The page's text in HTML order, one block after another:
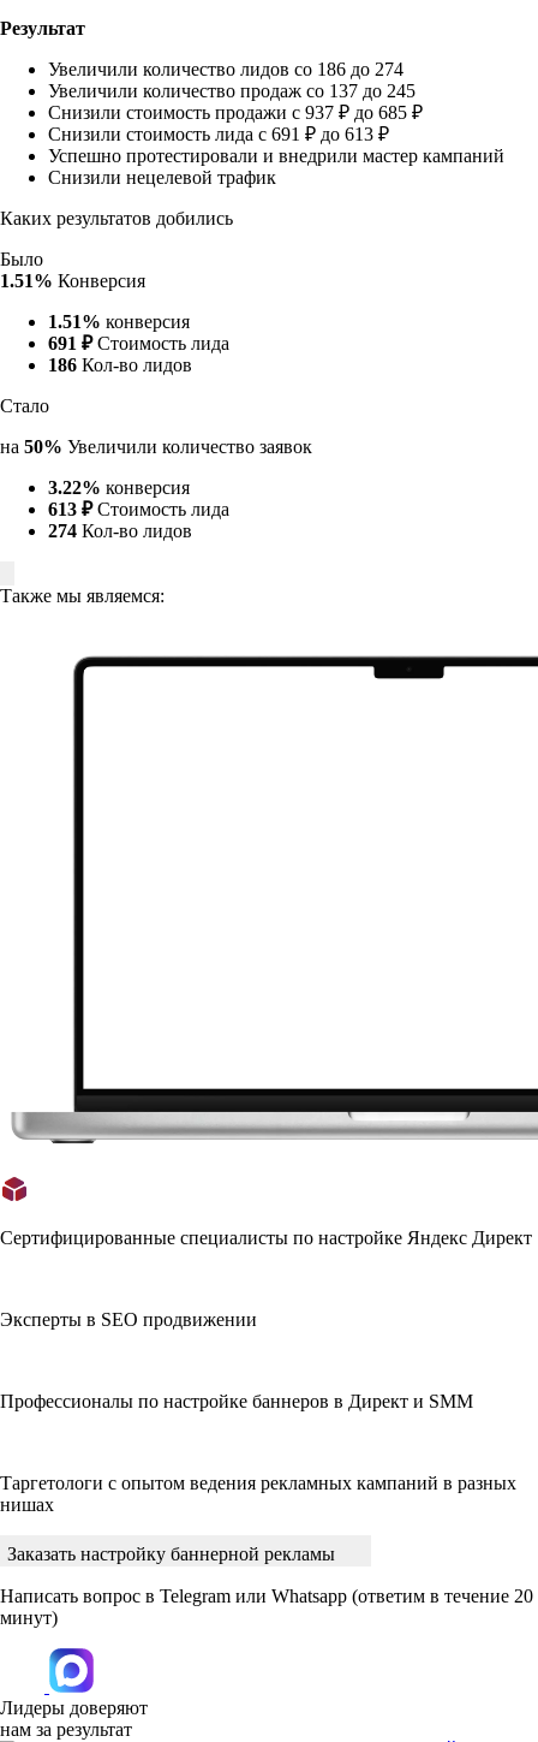
Результат
Увеличили количество лидов со 186 до 274
Увеличили количество продаж со 137 до 245
Снизили стоимость продажи с 937 ₽ до 685 ₽
Снизили стоимость лида с 691 ₽ до 613 ₽
Успешно протестировали и внедрили мастер кампаний
Снизили нецелевой трафик
Каких результатов добились
Было
1.51% Конверсия
1.51% конверсия
691 ₽ Стоимость лида
186 Кол-во лидов
Стало
на 50% Увеличили количество заявок
3.22% конверсия
613 ₽ Стоимость лида
274 Кол-во лидов
Также мы являемся:
Сертифицированные специалисты по настройке Яндекс Директ
Эксперты в SEO продвижении
Профессионалы по настройке баннеров в Директ и SMM
Таргетологи с опытом ведения рекламных кампаний в разных
нишах
Заказать настройку баннерной рекламы
Написать вопрос в Telegram или Whatsapp (ответим в течение 20
минут)
Лидеры доверяют
нам за результат